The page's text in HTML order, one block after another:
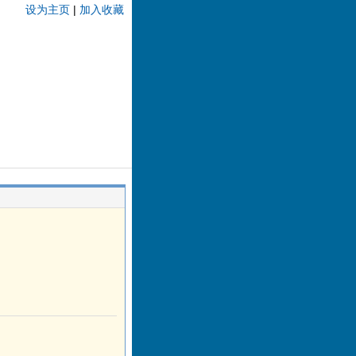
设为主页 | 加入收藏